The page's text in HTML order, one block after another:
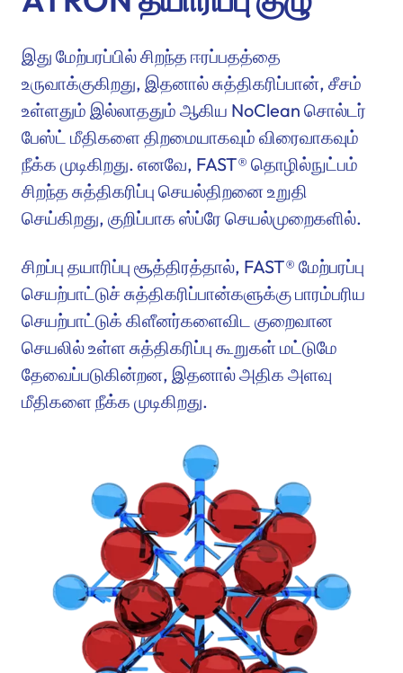
இது மேற்பரப்பில் சிறந்த ஈரப்பதத்தை
உருவாக்குகிறது, இதனால் சுத்திகரிப்பான், சீசம்
உள்ளதும் இல்லாததும் ஆகிய NoClean சொல்டர்
பேஸ்ட் மீதிகளை திறமையாகவும் விரைவாகவும்
நீக்க முடிகிறது. எனவே, FAST® தொழில்நுட்பம்
சிறந்த சுத்திகரிப்பு செயல்திறனை உறுதி
செய்கிறது, குறிப்பாக ஸ்ப்ரே செயல்முறைகளில்.
சிறப்பு தயாரிப்பு சூத்திரத்தால், FAST® மேற்பரப்பு
செயற்பாட்டுச் சுத்திகரிப்பான்களுக்கு பாரம்பரிய
செயற்பாட்டுக் கிளீனர்களைவிட குறைவான
செயலில் உள்ள சுத்திகரிப்பு கூறுகள் மட்டுமே
தேவைப்படுகின்றன, இதனால் அதிக அளவு
மீதிகளை நீக்க முடிகிறது.